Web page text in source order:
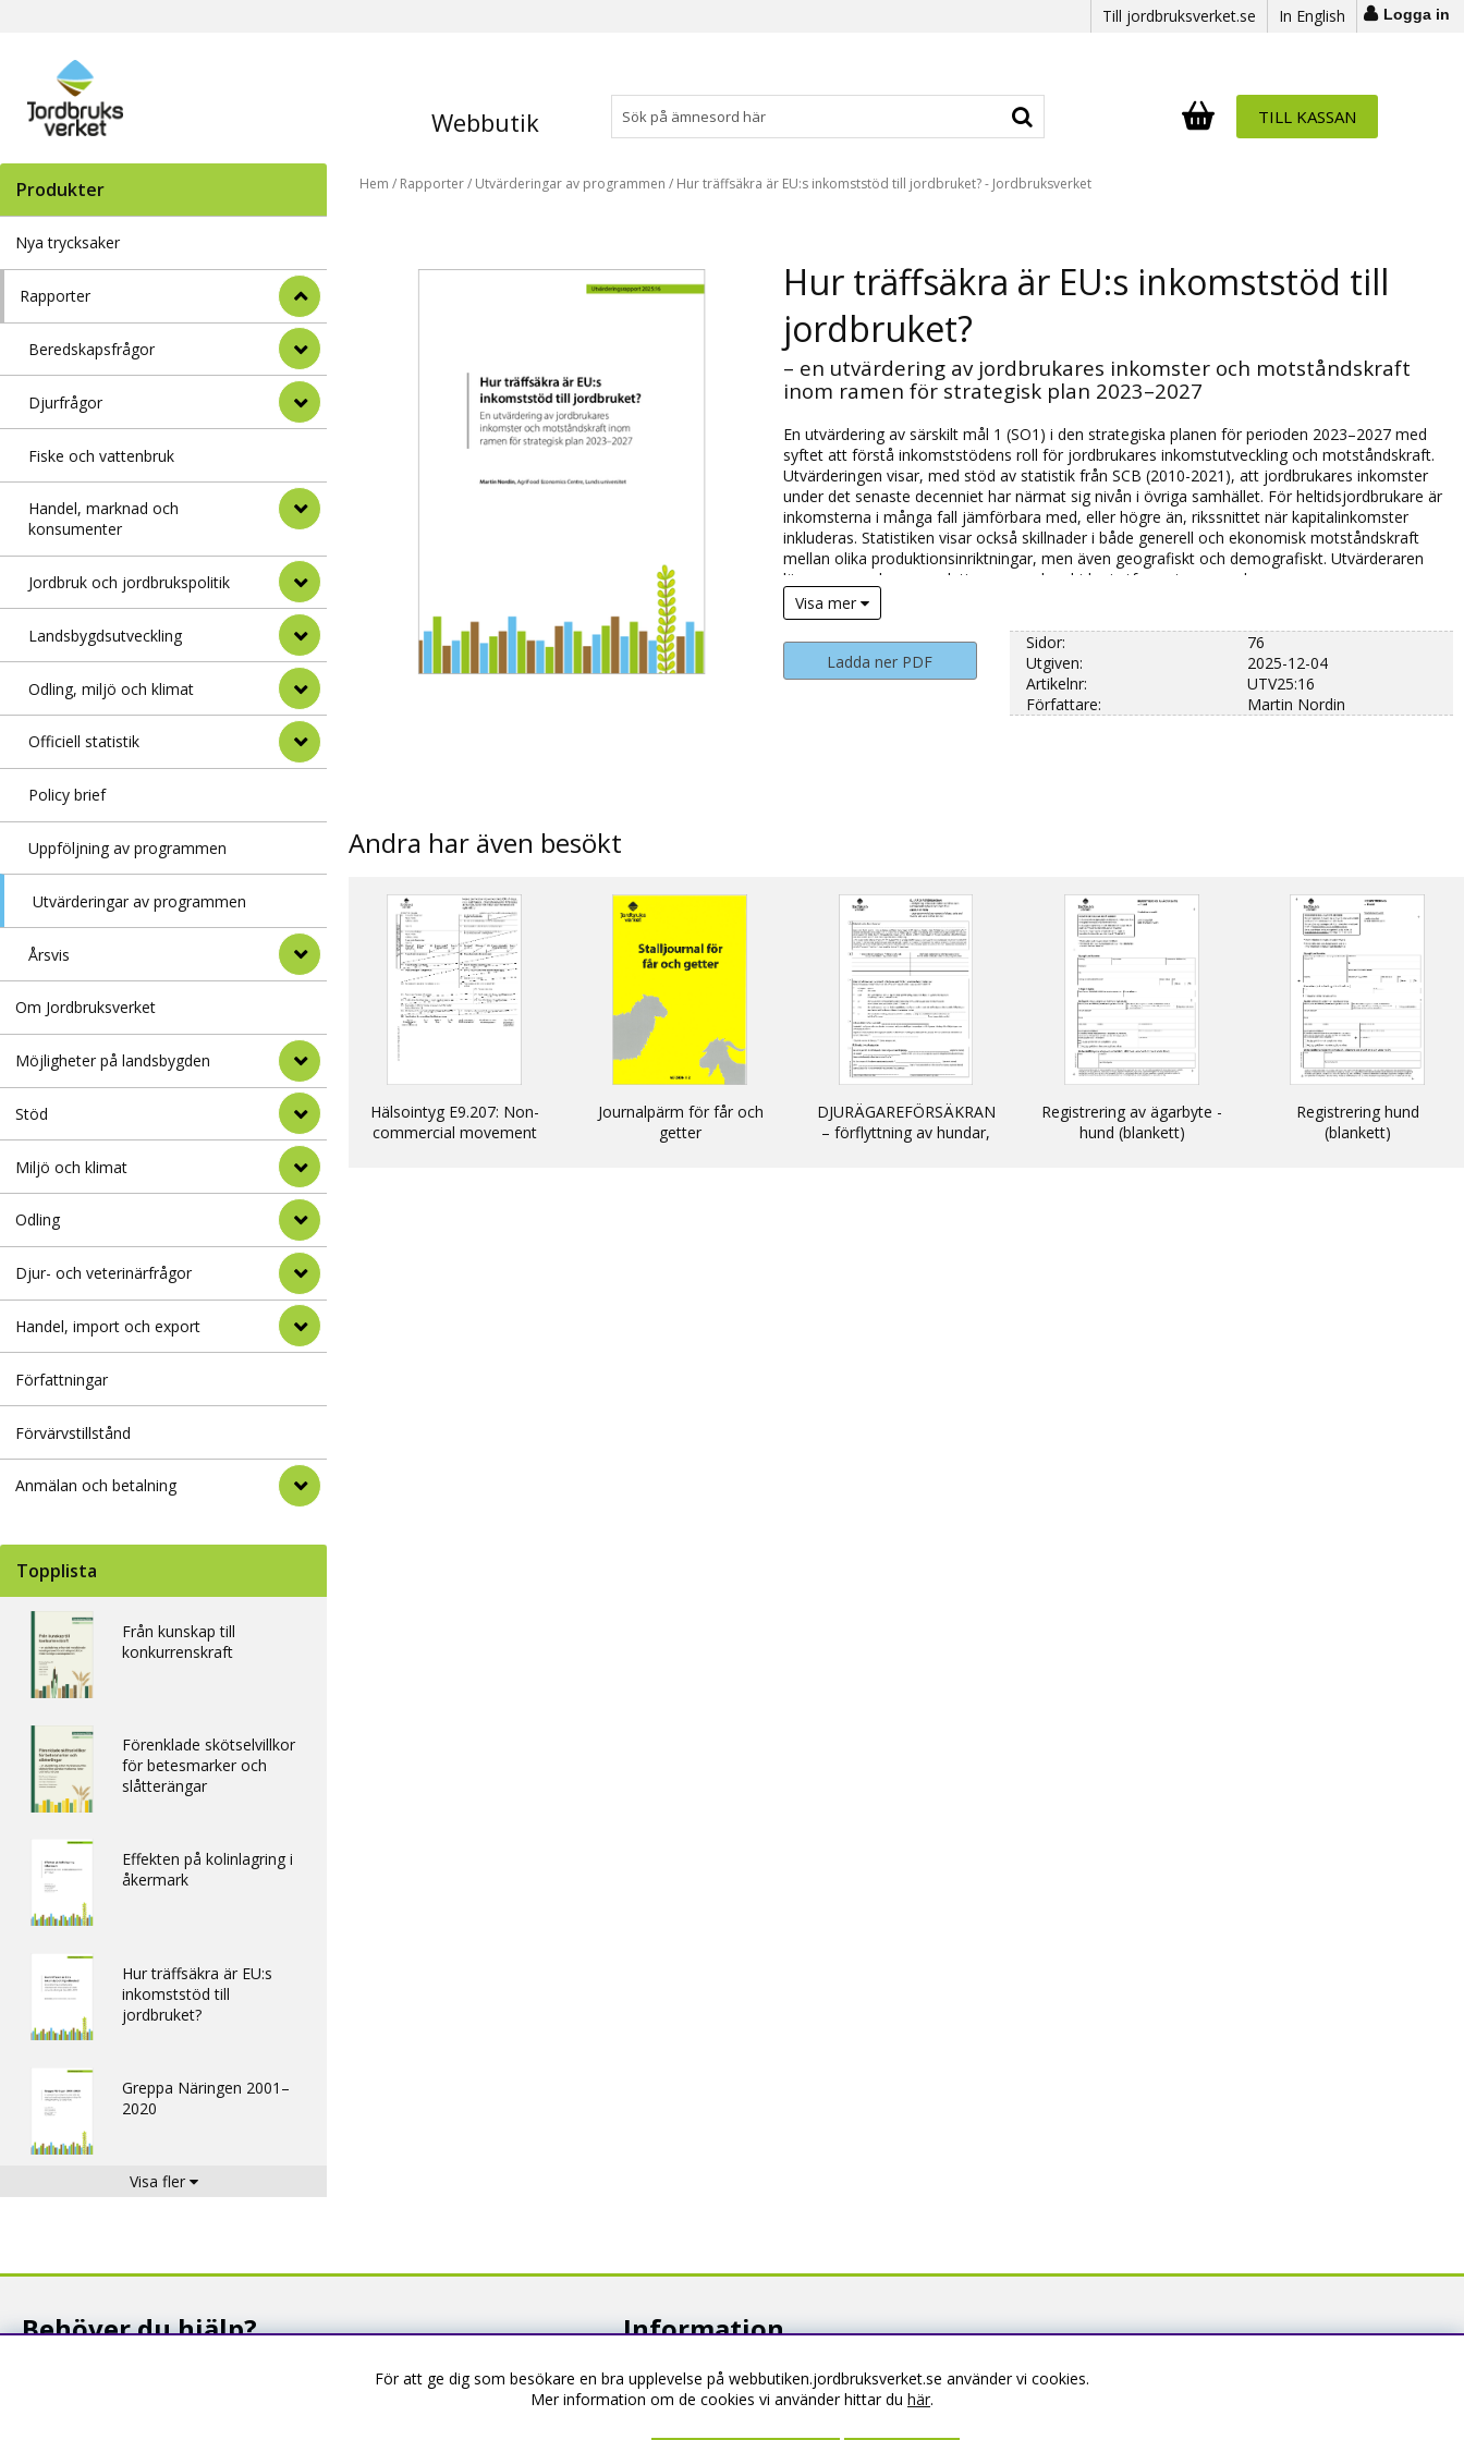
Till jordbruksverket.se In English Logga in
Webbutik Antal i varukorg:
. TILL KASSAN
Produkter
Nya trycksaker
Rapporter
Beredskapsfrågor
Djurfrågor
Fiske och vattenbruk
Handel, marknad och
konsumenter
Jordbruk och jordbrukspolitik
Landsbygdsutveckling
Odling, miljö och klimat
Officiell statistik
Policy brief
Uppföljning av programmen
Utvärderingar av programmen
Årsvis
Om Jordbruksverket
Möjligheter på landsbygden
Stöd
Miljö och klimat
Odling
Djur- och veterinärfrågor
Handel, import och export
Författningar
Förvärvstillstånd
Anmälan och betalning
Topplista
Från kunskap till
konkurrenskraft
Förenklade skötselvillkor
för betesmarker och
slåtterängar
Effekten på kolinlagring i
åkermark
Hur träffsäkra är EU:s
inkomststöd till
jordbruket?
Greppa Näringen 2001–
2020
Ansökningar om
Effekter av stöd för ökad
konkurrenskraft och
Visa fler
Hem / Rapporter/ Utvärderingar av programmen / Hur träffsäkra är EU:s inkomststöd till jordbruket? - Jordbruksverket
Hur träffsäkra är EU:s inkomststöd till
jordbruket?
– en utvärdering av jordbrukares inkomster och motståndskraft
inom ramen för strategisk plan 2023–2027
En utvärdering av särskilt mål 1 (SO1) i den strategiska planen för perioden 2023–2027 med
syftet att förstå inkomststödens roll för jordbrukares inkomstutveckling och motståndskraft.
Utvärderingen visar, med stöd av statistik från SCB (2010-2021), att jordbrukares inkomster
under det senaste decenniet har närmat sig nivån i övriga samhället. För heltidsjordbrukare är
inkomsterna i många fall jämförbara med, eller högre än, rikssnittet när kapitalinkomster
inkluderas. Statistiken visar också skillnader i både generell och ekonomisk motståndskraft
mellan olika produktionsinriktningar, men även geografiskt och demografiskt. Utvärderaren
lämnar sex rekommendationer som kan bidra i utformningen av den gemensamma
jordbrukspolitiken efter 2027.
Visa mer
Ladda ner PDF
Sidor:
76
Utgiven:
2025-12-04
Artikelnr:
UTV25:16
Författare:
Martin Nordin
Andra har även besökt
Hälsointyg E9.207: Non-
commercial movement
Journalpärm för får och
getter
DJURÄGAREFÖRSÄKRAN
– förflyttning av hundar,
Registrering av ägarbyte -
hund (blankett)
Registrering hund
(blankett)
Behöver du hjälp?
Du är välkommen att kontakta oss om du har frågor!
Information
Om webbutiken
För att ge dig som besökare en bra upplevelse på webbutiken.jordbruksverket.se använder vi cookies.
Mer information om de cookies vi använder hittar du här.